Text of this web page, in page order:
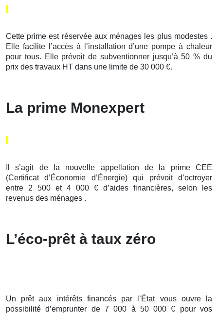
Cette prime est réservée aux ménages les plus modestes .
Elle facilite l’accès à l’installation d’une pompe à chaleur
pour tous. Elle prévoit de subventionner jusqu’à 50 % du
prix des travaux HT dans une limite de 30 000 €.
La prime Monexpert
Il s’agit de la nouvelle appellation de la prime CEE
(Certificat d’Économie d’Énergie) qui prévoit d’octroyer
entre 2 500 et 4 000 € d’aides financières, selon les
revenus des ménages .
L’éco-prêt à taux zéro
Un prêt aux intérêts financés par l’État vous ouvre la
possibilité d’emprunter de 7 000 à 50 000 € pour vos